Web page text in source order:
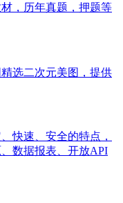
，历年真题，押题等
选二次元美图，提供
快速、安全的特点，
数据报表、开放API